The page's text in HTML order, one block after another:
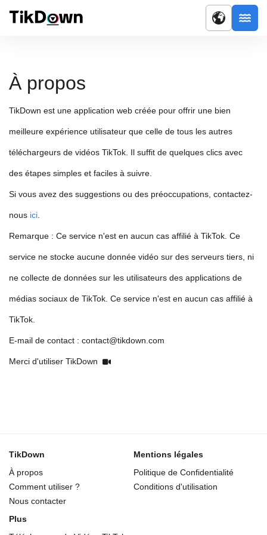
À propos
TikDown est une application web créée pour offrir une bien
meilleure expérience utilisateur que celle de tous les autres
téléchargeurs de vidéos TikTok. Il suffit de quelques clics avec
des étapes simples et faciles à suivre.
Si vous avez des suggestions ou des préoccupations, contactez-
nous ici
Remarque : Ce service n'est en aucun cas affilié à TikTok. Ce
service ne stocke aucune donnée vidéo sur des serveurs tiers, ni
ne collecte de données sur les utilisateurs des applications de
médias sociaux de TikTok. Ce service n'est en aucun cas affilié à
TikTok.
E-mail de contact : contact@tikdown.com
Merci d'utiliser TikDown
TikDown
À propos
Comment utiliser ?
Nous contacter
Mentions légales
Politique de Confidentialité
Conditions d'utilisation
Plus